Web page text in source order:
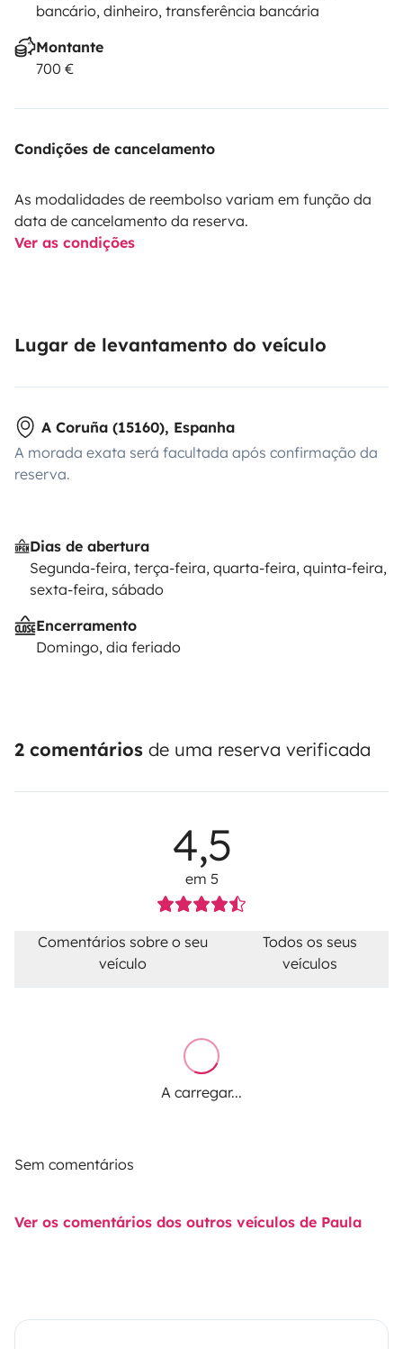
bancário, dinheiro, transferência bancária
Montante
700 €
Condições de cancelamento
As modalidades de reembolso variam em função da
data de cancelamento da reserva.
Ver as condições
Lugar de levantamento do veículo
A Coruña (15160), Espanha
A morada exata será facultada após confirmação da
reserva.
Dias de abertura
Segunda-feira, terça-feira, quarta-feira, quinta-feira,
sexta-feira, sábado
Encerramento
Domingo, dia feriado
2 comentários de uma reserva verificada
4,5
em 5
Comentários sobre o seu
veículo
Todos os seus
veículos
A carregar...
Sem comentários
Ver os comentários dos outros veículos de Paula